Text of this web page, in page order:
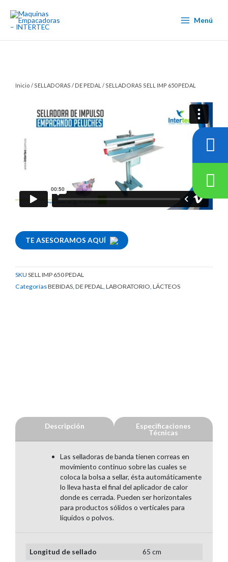
contenido
Menú
Inicio / SELLADORAS / DE PEDAL / SELLADORAS SELL IMP 650 PEDAL
TE ASESORAMOS AQUÍ
SKU SELL IMP 650 PEDAL
CategoríasBEBIDAS DE PEDAL LABORATORIO LÁCTEOS
Descripción Especificaciones
Técnicas
Las selladoras de banda tienen correas en
movimiento continuo sobre las cuales se
coloca la bolsa a sellar, ésta automáticamente
lo lleva hasta el final del aplicador de calor
donde es cerrada. Pueden ser horizontales
para productos sólidos o verticales para
líquidos o polvos.
Longitud de sellado
65 cm